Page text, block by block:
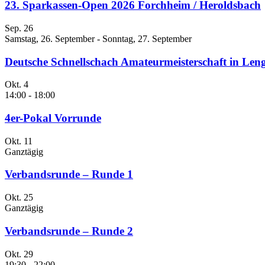
23. Sparkassen-Open 2026 Forchheim / Heroldsbach
Sep. 26
Samstag, 26. September- Sonntag, 27. September
Deutsche Schnellschach Amateurmeisterschaft in
Okt. 4
14:00 - 18:00
4er-Pokal Vorrunde
Okt. 11
Ganztägig
Verbandsrunde – Runde 1
Okt. 25
Ganztägig
Verbandsrunde – Runde 2
Okt. 29